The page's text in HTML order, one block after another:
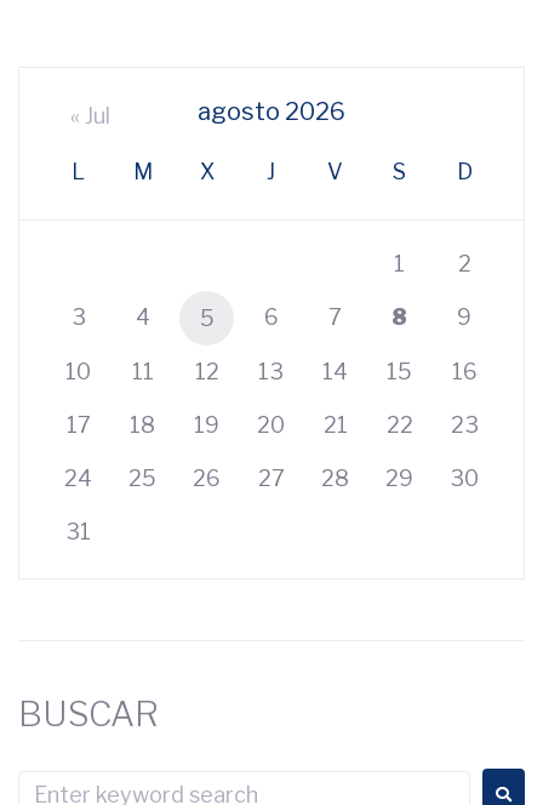
agosto 2026
L M X J V S D
« Jul
1 2
3 4 5 6 7 8 9
10 11 12 13 14 15 16
17 18 19 20 21 22 23
24 25 26 27 28 29 30
31
BUSCAR